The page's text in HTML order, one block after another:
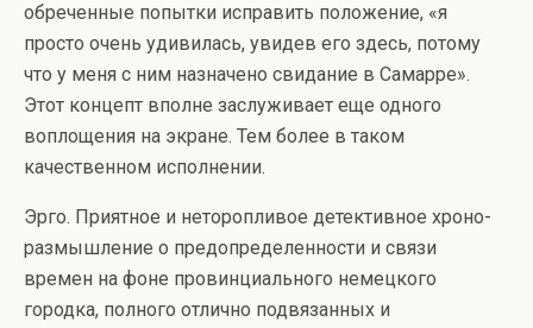
обреченные попытки исправить положение, «я
просто очень удивилась, увидев его здесь, потому
что у меня с ним назначено свидание в Самарре».
Этот концепт вполне заслуживает еще одного
воплощения на экране. Тем более в таком
качественном исполнении.
Эрго. Приятное и неторопливое детективное хроно-
размышление о предопределенности и связи
времен на фоне провинциального немецкого
городка, полного отлично подвязанных и